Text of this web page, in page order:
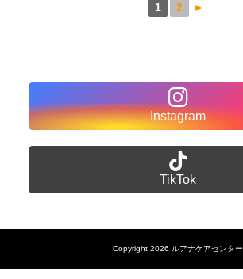
1 2 ►
Instagram
TikTok
Copyright 2026 ルアナケアセンター